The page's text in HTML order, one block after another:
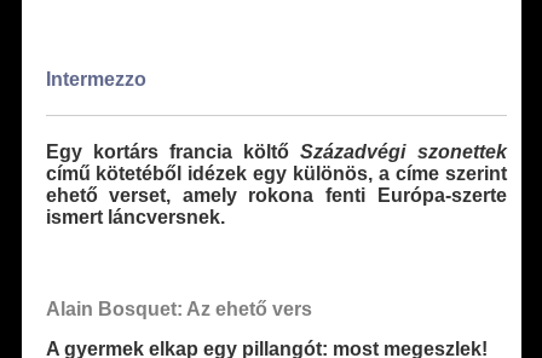
Intermezzo
Egy kortárs francia költőSzázadvégi szonettek
című kötetéből idézek egy különös, a címe szerint
ehető verset, amely rokona fenti Európa-szerte
ismert láncversnek.
Alain Bosquet: Az ehető vers
A gyermek elkap egy pillangót: most megeszlek!